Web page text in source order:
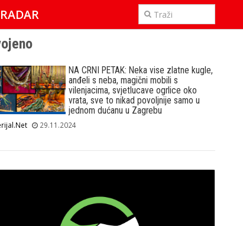
RADAR
NA CRNI PETAK: Neka vise zlatne kugle,
anđeli s neba, magični mobili s
vilenjacima, svjetlucave ogrlice oko
vrata, sve to nikad povoljnije samo u
jednom dućanu u Zagrebu
29.11.2024